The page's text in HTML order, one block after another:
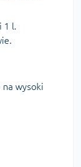
1 l.
wysoki